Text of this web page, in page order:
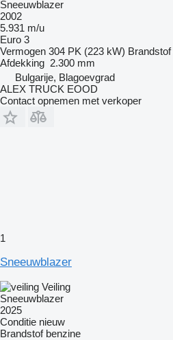
Sneeuwblazer
2002
5.931 m/u
Euro 3
Vermogen 304 PK (223 kW) Brandstof
Afdekking 2.300 mm
Bulgarije, Blagoevgrad
ALEX TRUCK EOOD
Contact opnemen met verkoper
1
Sneeuwblazer
Veiling
Sneeuwblazer
2025
Conditie nieuw
Brandstof benzine